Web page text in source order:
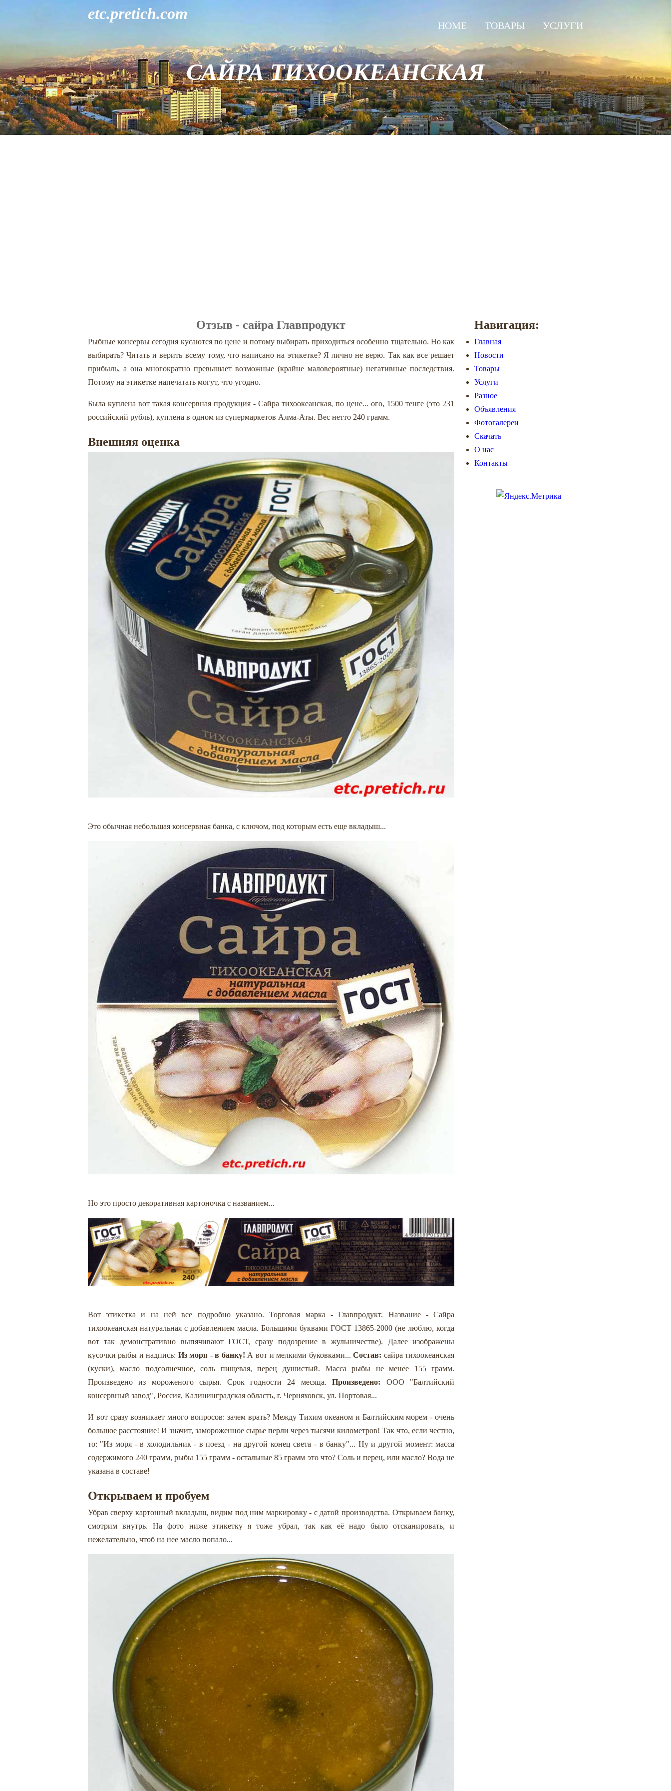
etc.pretich.com
HOME ТОВАРЫ УСЛУГИ
САЙРА ТИХООКЕАНСКАЯ
Отзыв - сайра Главпродукт
Рыбные консервы сегодня кусаются по цене и потому выбирать приходиться особенно тщательно. Но как
выбирать? Читать и верить всему тому, что написано на этикетке? Я лично не верю. Так как все решает
прибыль, а она многократно превышает возможные (крайне маловероятные) негативные последствия.
Потому на этикетке напечатать могут, что угодно.
Была куплена вот такая консервная продукция - Сайра тихоокеанская, по цене... ого, 1500 тенге (это 231
российский рубль), куплена в одном из супермаркетов Алма-Аты. Вес нетто 240 грамм.
Внешняя оценка
Это обычная небольшая консервная банка, с ключом, под которым есть еще вкладыш...
Но это просто декоративная картоночка с названием...
Вот этикетка и на ней все подробно указано. Торговая марка - Главпродукт. Название - Сайра
тихоокеанская натуральная с добавлением масла. Большими буквами ГОСТ 13865-2000 (не люблю, когда
вот так демонстративно выпячивают ГОСТ, сразу подозрение в жульничестве). Далее изображены
кусочки рыбы и надпись: Из моря - в банку! А вот и мелкими буковками...Состав: сайра тихоокеанская
(куски), масло подсолнечное, соль пищевая, перец душистый. Масса рыбы не менее 155 грамм.
Произведено из мороженого сырья. Срок годности 24 месяца.Произведено: ООО "Балтийский
консервный завод", Россия, Калининградская область, г. Черняховск, ул. Портовая...
И вот сразу возникает много вопросов: зачем врать? Между Тихим океаном и Балтийским морем - очень
большое расстояние! И значит, замороженное сырье перли через тысячи километров! Так что, если честно,
то: "Из моря - в холодильник - в поезд - на другой конец света - в банку"... Ну и другой момент: масса
содержимого 240 грамм, рыбы 155 грамм - остальные 85 грамм это что? Соль и перец, или масло? Вода не
указана в составе!
Открываем и пробуем
Убрав сверху картонный вкладыш, видим под ним маркировку - с датой производства. Открываем банку,
смотрим внутрь. На фото ниже этикетку я тоже убрал, так как её надо было отсканировать, и
нежелательно, чтоб на нее масло попало...
Навигация:
Главная
Новости
Товары
Услуги
Разное
Объявления
Фотогалереи
Скачать
О нас
Контакты